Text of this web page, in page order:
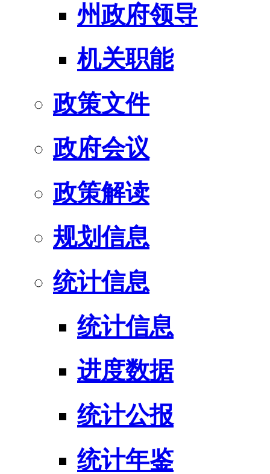
州政府领导
机关职能
政策文件
政府会议
政策解读
规划信息
统计信息
统计信息
进度数据
统计公报
统计年鉴